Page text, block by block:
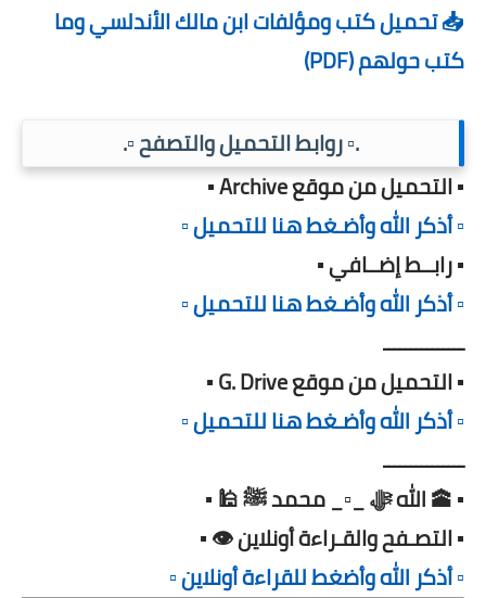
📥 تحميل كتب ومؤلفات ابن مالك الأندلسي وما
كتب حولهم (PDF)
.▫️ روابط التحميل والتصفح ▫️.
▪️ التحميل من موقع Archive ▪️
▫️ أذكر الله وأضـغط هنا للتحميل ▫️
▪️ رابــط إضــافي ▪️
▫️ أذكر الله وأضـغط هنا للتحميل ▫️
ـــــــــــــــ
▪️ التحميل من موقع G. Drive ▪️
▫️ أذكر الله وأضـغط هنا للتحميل ▫️
ـــــــــــــــ
▪️ 🕋 الله ﷻ _▫️_ محمد ﷺ 🕌 ▪️
▪️ التصـفح والقـراءة أونلاين 👁️ ▪️
▫️ أذكر الله وأضغط للقراءة أونلاين ▫️